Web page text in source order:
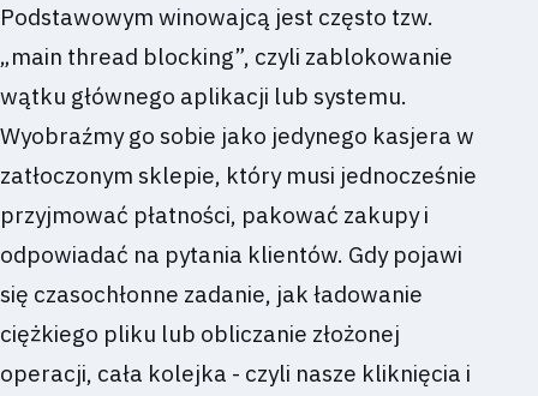
Podstawowym winowajcą jest często tzw.
„main thread blocking”, czyli zablokowanie
wątku głównego aplikacji lub systemu.
Wyobraźmy go sobie jako jedynego kasjera w
zatłoczonym sklepie, który musi jednocześnie
przyjmować płatności, pakować zakupy i
odpowiadać na pytania klientów. Gdy pojawi
się czasochłonne zadanie, jak ładowanie
ciężkiego pliku lub obliczanie złożonej
operacji, cała kolejka - czyli nasze kliknięcia i